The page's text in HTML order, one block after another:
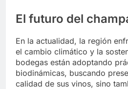
El futuro del
En la actualidad, la región
el cambio climático y la
bodegas están adoptando
biodinámicas, buscando
calidad de sus vinos, sino